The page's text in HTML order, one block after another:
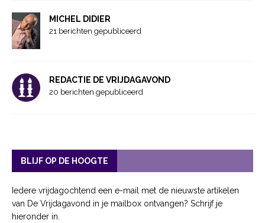
MICHEL DIDIER
21 berichten gepubliceerd
REDACTIE DE VRIJDAGAVOND
20 berichten gepubliceerd
BLIJF OP DE HOOGTE
Iedere vrijdagochtend een e-mail met de nieuwste artikelen
van De Vrijdagavond in je mailbox ontvangen? Schrijf je
hieronder in.